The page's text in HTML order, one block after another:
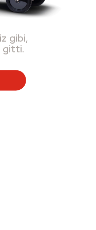
gibi,
gitti.